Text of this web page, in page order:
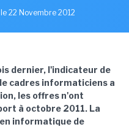
22 Novembre 2012
dernier, l'indicateur de
cadres informaticiens a
les offres n'ont
à octobre 2011. La
informatique de